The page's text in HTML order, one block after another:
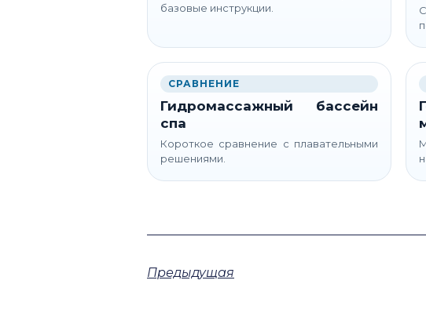
базовые инструкции.
СРАВНЕНИЕ
Гидромассажный бассейн
спа
Короткое сравнение с плавательными
решениями.
Предыдущая